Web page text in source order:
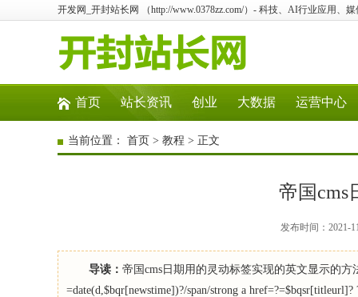
开发网_开封站长网 （http://www.0378zz.com/）- 科技、AI行业应用、
首页 站长资讯 创业 大数据 运营中心
当前位置： 首页 > 教程 > 正文
帝国cms
发布时间：2021-
导读： 帝国cms日期用的灵动标签实现的英文显示的方
=date(d,$bqr[newstime])?/span/strong a